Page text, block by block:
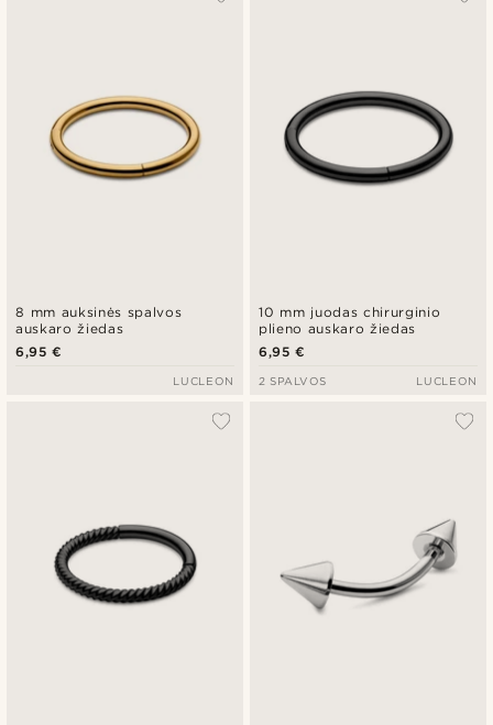
8 mm auksinės spalvos
auskaro žiedas
6,95 €
LUCLEON
10 mm juodas chirurginio
plieno auskaro žiedas
6,95 €
2 SPALVOS LUCLEON